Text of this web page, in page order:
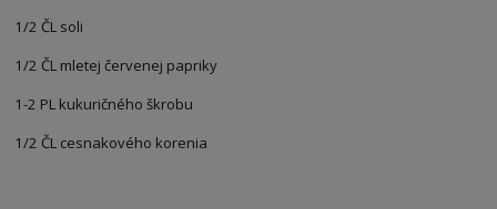
1/2 ČL soli
1/2 ČL mletej červenej papriky
1-2 PL kukuričného škrobu
1/2 ČL cesnakového korenia